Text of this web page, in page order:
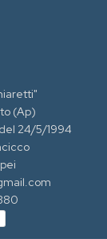
(Ap)
24/5/1994